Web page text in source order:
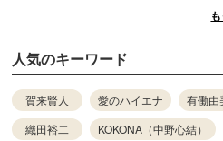
人気のキーワード
賀来賢人 愛のハイエナ
有働由
織田裕二
KOKONA（中野心結）